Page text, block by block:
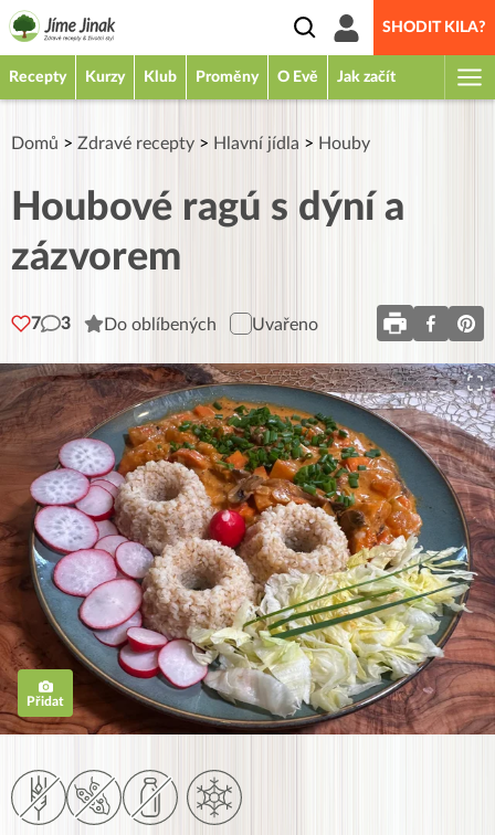
SHODIT KILA?
Recepty Kurzy Klub Proměny O Evě Jak začít
Domů > Zdravé recepty > Hlavní jídla > Houby
Houbové ragú s dýní a
zázvorem
7 3 Do oblíbených Uvařeno
Přidat